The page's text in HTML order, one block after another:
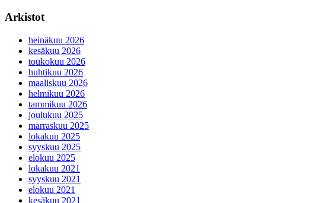
Arkistot
heinäkuu 2026
kesäkuu 2026
toukokuu 2026
huhtikuu 2026
maaliskuu 2026
helmikuu 2026
tammikuu 2026
joulukuu 2025
marraskuu 2025
lokakuu 2025
syyskuu 2025
elokuu 2025
lokakuu 2021
syyskuu 2021
elokuu 2021
kesäkuu 2021